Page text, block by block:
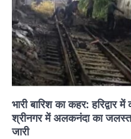
भारी बारिश का कहर: हरिद्वार
श्रीनगर में अलकनंदा का
जारी